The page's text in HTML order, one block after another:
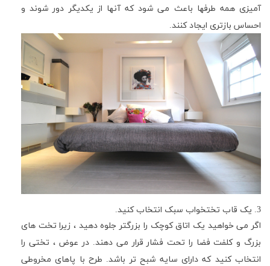
آمیزی همه طرفها باعث می شود که آنها از یکدیگر دور شوند و
احساس بازتری ایجاد کنند.
3. یک قاب تختخواب سبک انتخاب کنید.
اگر می خواهید یک اتاق کوچک را بزرگتر جلوه دهید ، زیرا تخت های
بزرگ و کلفت فضا را تحت فشار قرار می دهند. در عوض ، تختی را
انتخاب کنید که دارای سایه شبح تر باشد. طرح با پاهای مخروطی